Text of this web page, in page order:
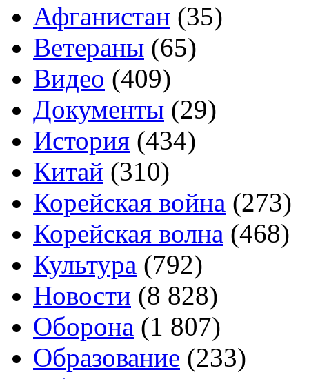
Афганистан (35)
Ветераны (65)
Видео (409)
Документы (29)
История (434)
Китай (310)
Корейская война (273)
Корейская волна (468)
Культура (792)
Новости (8 828)
Оборона (1 807)
Образование (233)